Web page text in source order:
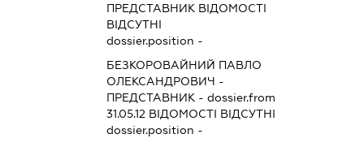
ПРЕДСТАВНИК ВІДОМОСТІ
ВІДСУТНІ
dossier.position -
БЕЗКОРОВАЙНИЙ ПАВЛО
ОЛЕКСАНДРОВИЧ -
ПРЕДСТАВНИК - dossier.from
31.05.12 ВІДОМОСТІ ВІДСУТНІ
dossier.position -